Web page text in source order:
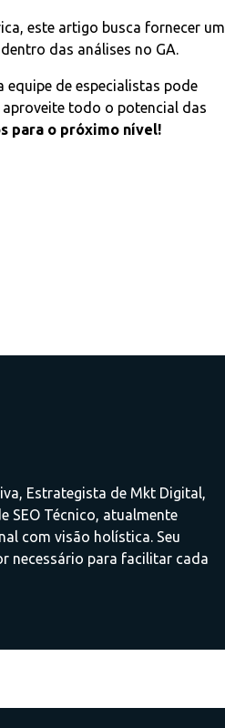
este artigo busca fornecer um
das análises no GA.
de especialistas pode
todo o potencial das
para o próximo nível!
Estrategista de Mkt Digital,
SEO Técnico, atualmente
com visão holística. Seu
necessário para facilitar cada